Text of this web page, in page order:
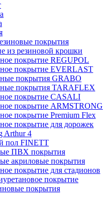
покрытия
из резиновой крошки
покрытие REGUPOL
покрытие EVERLAST
покрытия GRABO
покрытия TARAFLEX
покрытие CASALI
покрытие ARMSTRONG
покрытие Premium Flex
покрытие для дорожек
Arthur 4
пол FINETT
ПВХ покрытия
акриловые покрытия
покрытие для стадионов
покрытие
покрытия